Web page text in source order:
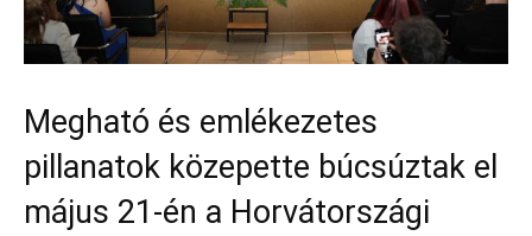
Megható és emlékezetes
pillanatok közepette búcsúztak el
május 21-én a Horvátországi